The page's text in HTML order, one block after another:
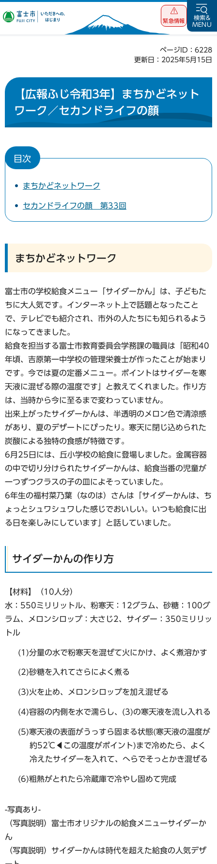
富士市 いただ
緊急情報
検索&
MENU
ページID：6228
更新日：2025年5月15日
【広報ふじ令和3年】まちかどネット
ワーク／セカンドライフの顔
目次
まちかどネットワーク
セカンドライフの顔 第33回
まちかどネットワーク
富士市の学校給食メニュー「サイダーかん」は、子どもた
ちに大人気です。インターネット上で話題となったこと
で、テレビでも紹介され、市外の人たちにも知られるよう
になってきました。
給食を担当する富士市教育委員会学務課の職員は「昭和40
年頃、吉原第一中学校の管理栄養士が作ったことが始まり
です。今では夏の定番メニュー。ポイントはサイダーを寒
天液に混ぜる際の温度です」と教えてくれました。作り方
は、当時から今に至るまで変わっていません。
出来上がったサイダーかんは、半透明のメロン色で清涼感
があり、夏のデザートにぴったり。寒天に閉じ込められた
炭酸による独特の食感が特徴です。
6月25日には、丘小学校の給食に登場しました。金属容器
の中で切り分けられたサイダーかんは、給食当番の児童が
一つずつクラスの子の皿によそっていました。
6年生の福村菜乃葉（なのは）さんは「サイダーかんは、ち
ょっとシュワシュワした感じでおいしい。いつも給食に出
る日を楽しみにしています」と話していました。
サイダーかんの作り方
【材料】（10人分）
水：550ミリリットル、粉寒天：12グラム、砂糖：100グ
ラム、メロンシロップ：大さじ2、サイダー：350ミリリッ
トル
(1)分量の水で粉寒天を混ぜて火にかけ、よく煮溶かす
(2)砂糖を入れてさらによく煮る
(3)火を止め、メロンシロップを加え混ぜる
(4)容器の内側を水で濡らし、(3)の寒天液を流し入れる
(5)寒天液の表面がうっすら固まる状態(寒天液の温度が
約52℃◀︎この温度がポイント)まで冷めたら、よく
冷えたサイダーを入れて、へらでそっとかき混ぜる
(6)粗熱がとれたら冷蔵庫で冷やし固めて完成
-写真あり-
（写真説明）富士市オリジナルの給食メニューサイダーか
ん
（写真説明）サイダーかんは時代を超えた給食の人気デザ